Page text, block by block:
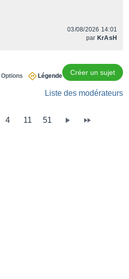
03/08/2026 14:01
par KrAsH
Créer un sujet
Légende
Options
Liste des modérateurs
4 11 51